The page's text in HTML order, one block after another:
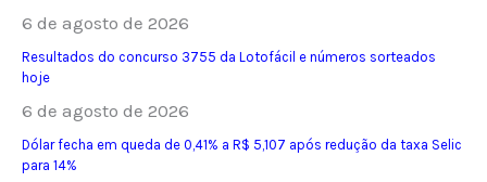
6 de agosto de 2026
Resultados do concurso 3755 da Lotofácil e números sorteados
hoje
6 de agosto de 2026
Dólar fecha em queda de 0,41% a R$ 5,107 após redução da taxa Selic
para 14%